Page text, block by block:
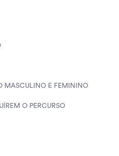
MASCULINO E FEMININO
O PERCURSO